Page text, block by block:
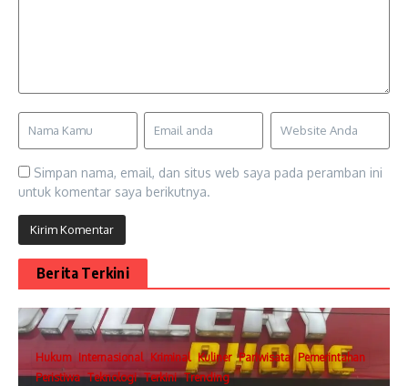
Simpan nama, email, dan situs web saya pada peramban ini
untuk komentar saya berikutnya.
Berita Terkini
Hukum Internasional Kriminal Kuliner Pariwisata Pemerintahan
Peristiwa Teknologi Terkini Trending